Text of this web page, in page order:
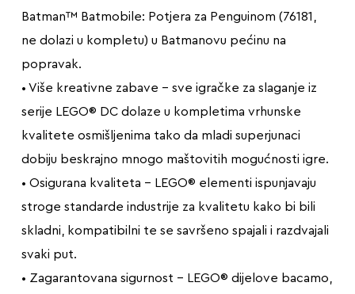
Batman™ Batmobile: Potjera za Penguinom (76181,
ne dolazi u kompletu) u Batmanovu pećinu na
popravak.
• Više kreativne zabave – sve igračke za slaganje iz
serije LEGO® DC dolaze u kompletima vrhunske
kvalitete osmišljenima tako da mladi superjunaci
dobiju beskrajno mnogo maštovitih mogućnosti igre.
• Osigurana kvaliteta – LEGO® elementi ispunjavaju
stroge standarde industrije za kvalitetu kako bi bili
skladni, kompatibilni te se savršeno spajali i razdvajali
svaki put.
• Zagarantovana sigurnost – LEGO® dijelove bacamo,